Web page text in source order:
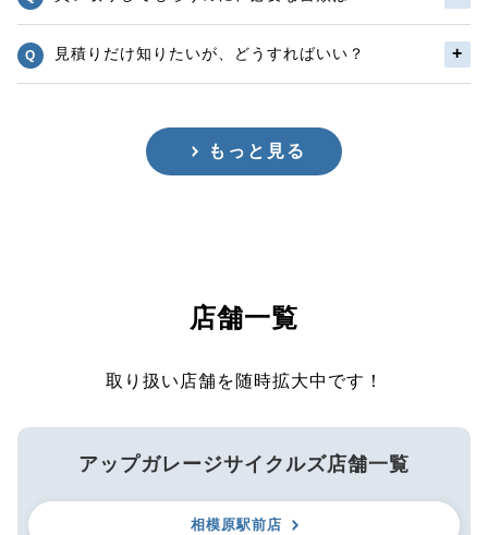
見積りだけ知りたいが、どうすればいい？
もっと見る
店舗一覧
取り扱い店舗を随時拡大中です！
アップガレージサイクルズ店舗一覧
相模原駅前店